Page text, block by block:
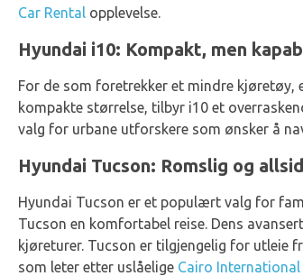
Car Rental opplevelse.
Hyundai i10: Kompakt, men
For de som foretrekker et mindre kjøretøy,
kompakte størrelse, tilbyr i10 et
valg for urbane utforskere som ønsker å
Hyundai Tucson: Romslig og
Hyundai Tucson er et populært valg for
Tucson en komfortabel reise. Dens
kjøreturer. Tucson er tilgjengelig for utleie
som leter etter uslåelige Cairo